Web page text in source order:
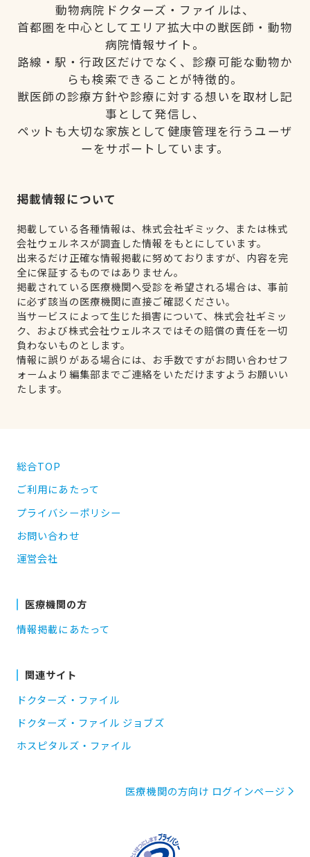
動物病院ドクターズ・ファイルは、
首都圏を中心としてエリア拡大中の獣医師・動物
病院情報サイト。
路線・駅・行政区だけでなく、診療可能な動物か
らも検索できることが特徴的。
獣医師の診療方針や診療に対する想いを取材し記
事として発信し、
ペットも大切な家族として健康管理を行うユーザ
ーをサポートしています。
掲載情報について
掲載している各種情報は、株式会社ギミック、または株式
会社ウェルネスが調査した情報をもとにしています。
出来るだけ正確な情報掲載に努めておりますが、内容を完
全に保証するものではありません。
掲載されている医療機関へ受診を希望される場合は、事前
に必ず該当の医療機関に直接ご確認ください。
当サービスによって生じた損害について、株式会社ギミッ
ク、および株式会社ウェルネスではその賠償の責任を一切
負わないものとします。
情報に誤りがある場合には、お手数ですがお問い合わせフ
ォームより編集部までご連絡をいただけますようお願いい
たします。
総合TOP
ご利用にあたって
プライバシーポリシー
お問い合わせ
運営会社
医療機関の方
情報掲載にあたって
関連サイト
ドクターズ・ファイル
ドクターズ・ファイル ジョブズ
ホスピタルズ・ファイル
医療機関の方向け ログインページ